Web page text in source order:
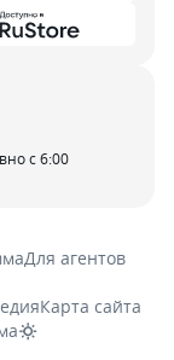
с 6:00
Для агентов
Карта сайта